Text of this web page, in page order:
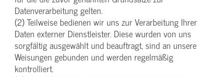
Datenverarbeitung gelten.
(2) Teilweise bedienen wir uns zur Verarbeitung Ihrer
Daten externer Dienstleister. Diese wurden von uns
sorgfältig ausgewählt und beauftragt, sind an unsere
Weisungen gebunden und werden regelmäßig
kontrolliert.